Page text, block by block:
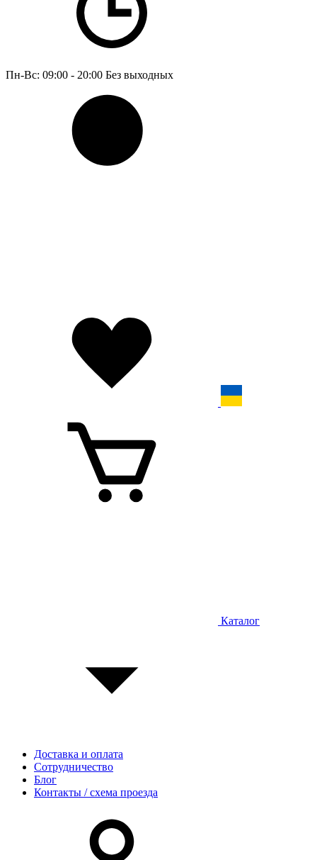
Пн-Вс: 09:00 - 20:00 Без выходных
Каталог
Доставка и оплата
Сотрудничество
Блог
Контакты / схема проезда